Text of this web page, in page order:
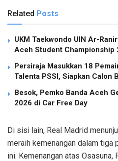
Related Posts
UKM Taekwondo UIN Ar-
Aceh Student Championship
Persiraja Masukkan 18
Talenta PSSI, Siapkan Calon
Besok, Pemko Banda Aceh
2026 di Car Free Day
Di sisi lain, Real Madrid
meraih kemenangan dalam tiga
ini. Kemenangan atas Osasuna,